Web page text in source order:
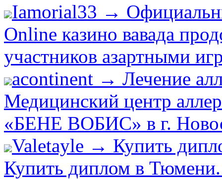
Iamorial33 →
Online казино вавада
участников азартными
acontinent → Лечение
Медицинский центр
«БЕНЕ ВОБИС» в г.
Valetayle → Купить
Купить диплом в